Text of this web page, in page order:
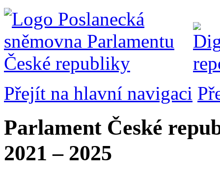
Přejít na hlavní navigaci
Parlament České
2021 – 2025